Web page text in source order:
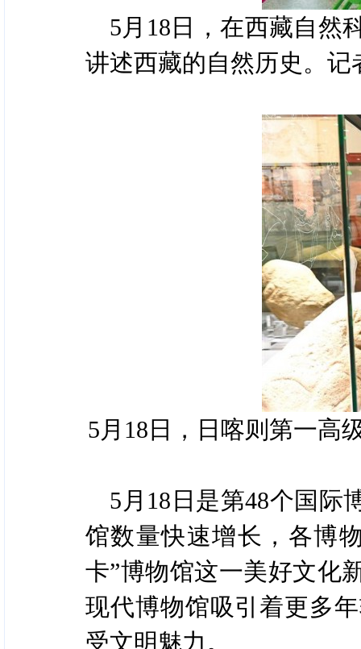
5月18日，在西藏自然
讲述西藏的自然历史。记
5月18日，日喀则第一高
5月18日是第48个国际
馆数量快速增长，各博
卡”博物馆这一美好文化
现代博物馆吸引着更多
受文明魅力。